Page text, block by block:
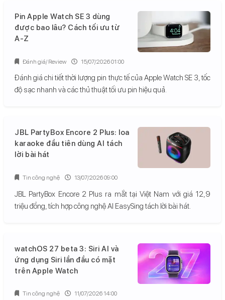
Pin Apple Watch SE 3 dùng
được bao lâu? Cách tối ưu từ
A-Z
Đánh giá chi tiết thời lượng pin thực tế của Apple Watch SE 3, tốc
độ sạc nhanh và các thủ thuật tối ưu pin hiệu quả.
Đánh giá/ Review 15/07/2026 01:00
JBL PartyBox Encore 2 Plus: loa
karaoke đầu tiên dùng AI tách
lời bài hát
JBL PartyBox Encore 2 Plus ra mắt tại Việt Nam với giá 12,9
triệu đồng, tích hợp công nghệ AI EasySing tách lời bài hát.
Tin công nghệ 13/07/2026 09:00
watchOS 27 beta 3: Siri AI và
ứng dụng Siri lần đầu có mặt
trên Apple Watch
Tin công nghệ 11/07/2026 14:00